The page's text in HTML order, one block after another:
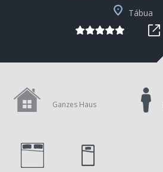
Tábua
Ganzes Haus